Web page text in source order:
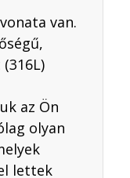
van.
az Ön
olyan
lettek